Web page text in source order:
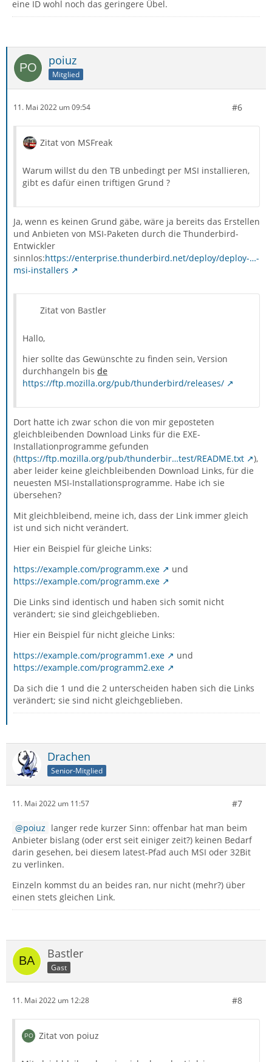
eine ID wohl noch das geringere Übel.
poiuz
Mitglied
11. Mai 2022 um 09:54 #6
Zitat von MSFreak
Warum willst du den TB unbedingt per MSI installieren,
gibt es dafür einen triftigen Grund ?
Ja, wenn es keinen Grund gäbe, wäre ja bereits das Erstellen
und Anbieten von MSI-Paketen durch die Thunderbird-
Entwickler
sinnlos:https://enterprise.thunderbird.net/deploy/deploy-…-
msi-installers
Zitat von Bastler
Hallo,
hier sollte das Gewünschte zu finden sein, Version
durchhangeln bis de
https://ftp.mozilla.org/pub/thunderbird/releases/
Dort hatte ich zwar schon die von mir geposteten
gleichbleibenden Download Links für die EXE-
Installationprogramme gefunden
(https://ftp.mozilla.org/pub/thunderbir…test/README.txt
),
aber leider keine gleichbleibenden Download Links, für die
neuesten MSI-Installationsprogramme. Habe ich sie
übersehen?
Mit gleichbleibend, meine ich, dass der Link immer gleich
ist und sich nicht verändert.
Hier ein Beispiel für gleiche Links:
https://example.com/programm.exe
und
https://example.com/programm.exe
Die Links sind identisch und haben sich somit nicht
verändert; sie sind gleichgeblieben.
Hier ein Beispiel für nicht gleiche Links:
https://example.com/programm1.exe
und
https://example.com/programm2.exe
Da sich die 1 und die 2 unterscheiden haben sich die Links
verändert; sie sind nicht gleichgeblieben.
Drachen
Senior-Mitglied
11. Mai 2022 um 11:57 #7
poiuz langer rede kurzer Sinn: offenbar hat man beim
Anbieter bislang (oder erst seit einiger zeit?) keinen Bedarf
darin gesehen, bei diesem latest-Pfad auch MSI oder 32Bit
zu verlinken.
Einzeln kommst du an beides ran, nur nicht (mehr?) über
einen stets gleichen Link.
Bastler
Gast
11. Mai 2022 um 12:28 #8
Zitat von poiuz